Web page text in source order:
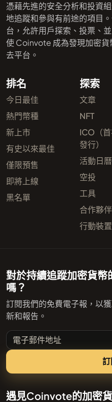
憑藉先進的安全分析和投資
地追蹤和參與有前途的項目
台，允許用戶探索、投票、
使 Coinvote 成為發現加密
去平台。
排名
今日最佳
熱門幣種
新上市
有史以來最佳
僅限預售
即將上線
黑名單
探索
文章
NFT
ICO（
發行）
活動日曆
空投
工具
合作夥伴
行動裝置
對於持續追蹤加密貨
嗎？
訂閱我們的免費電子報，以
新和報告。
電子郵件地址
遇見Coinvote的加密